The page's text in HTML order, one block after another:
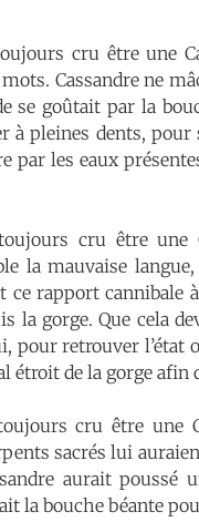
cru être une
Cassandre ne
se goûtait par la
à pleines dents, pour
par les eaux
cru être une
la mauvaise
ce rapport cannibale
la gorge. Que cela
pour retrouver l’état
étroit de la gorge afin
cru être une
sacrés lui
aurait
la bouche béante